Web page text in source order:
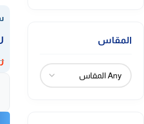
المقاس